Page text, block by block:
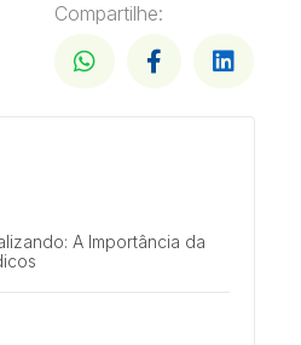
Compartilhe:
A Importância da